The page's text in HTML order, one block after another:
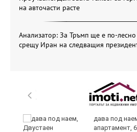
на авточасти расте
Анализатор: За Тръмп ще е по-
срещу Иран на следващия
дава под
апартамент,